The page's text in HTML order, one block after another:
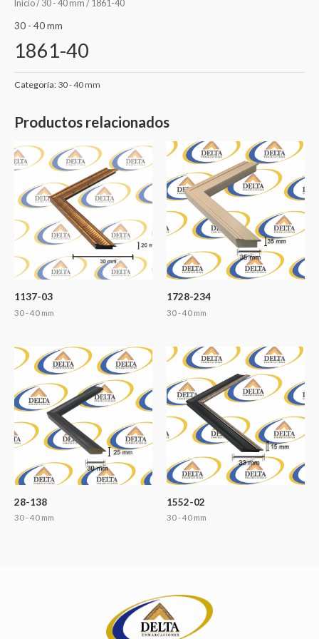
Inicio/ 30 - 40 mm / 1861-40
30 - 40 mm
1861-40
Categoría: 30 - 40 mm
Productos relacionados
1137-03
30 - 40 mm
1728-234
30 - 40 mm
28-138
30 - 40 mm
1552-02
30 - 40 mm